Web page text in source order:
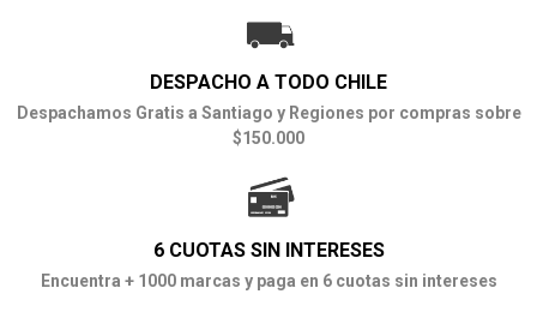
DESPACHO A TODO CHILE
Despachamos Gratis a Santiago y Regiones por compras sobre
$150.000
6 CUOTAS SIN INTERESES
Encuentra + 1000 marcas y paga en 6 cuotas sin intereses